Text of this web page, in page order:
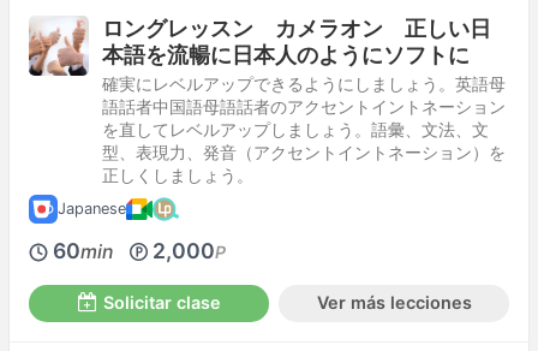
ロングレッスン カメラオン 正しい日
本語を流暢に日本人のようにソフトに
確実にレベルアップできるようにしましょう。英語母
語話者中国語母語話者のアクセントイントネーション
を直してレベルアップしましょう。語彙、文法、文
型、表現力、発音（アクセントイントネーション）を
正しくしましょう。
Japanese
60min 2,000P
Solicitar clase Ver más lecciones